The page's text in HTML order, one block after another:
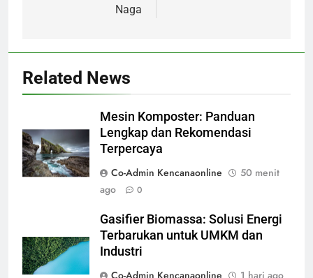
Naga
Related News
Mesin Komposter: Panduan
Lengkap dan Rekomendasi
Terpercaya
Co-Admin Kencanaonline
50 menit
ago
0
Gasifier Biomassa: Solusi Energi
Terbarukan untuk UMKM dan
Industri
Co-Admin Kencanaonline
1 hari ago